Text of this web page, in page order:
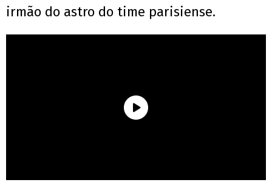
irmão do astro do time parisiense.